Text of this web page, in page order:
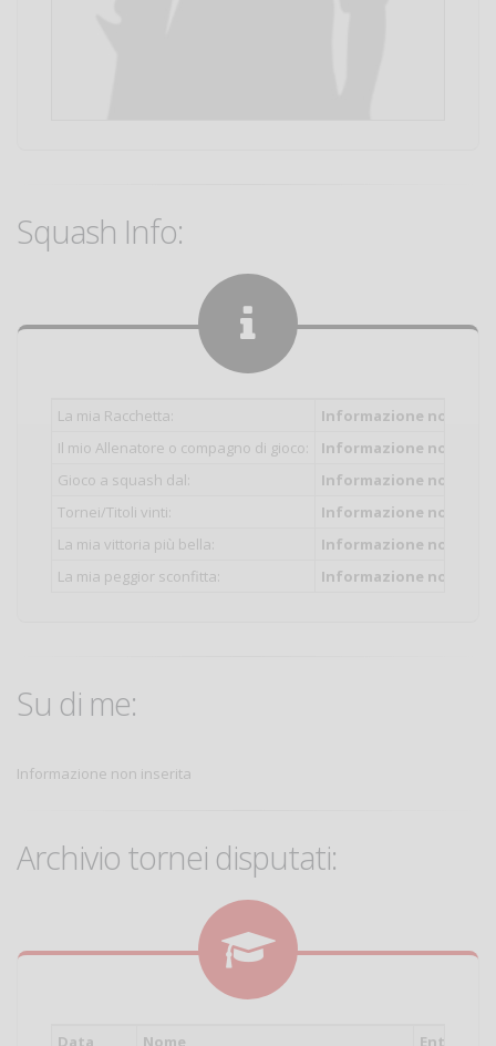
Squash Info:
La mia Racchetta:
Informazione non
Il mio Allenatore o compagno di gioco:
Informazione non
Gioco a squash dal:
Informazione non
Tornei/Titoli vinti:
Informazione non
La mia vittoria più bella:
Informazione non
La mia peggior sconfitta:
Informazione non
Su di me:
Informazione non inserita
Archivio tornei disputati:
Data Nome Ente